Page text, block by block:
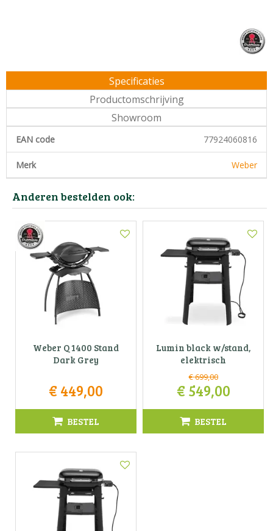
Specificaties
Productomschrijving
Showroom
EAN code 77924060816
Merk Weber
Anderen bestelden ook:
Weber Q 1400 Stand
Dark Grey
€ 449,00
BESTEL
Lumin black w/stand,
elektrisch
€699,00
€ 549,00
BESTEL